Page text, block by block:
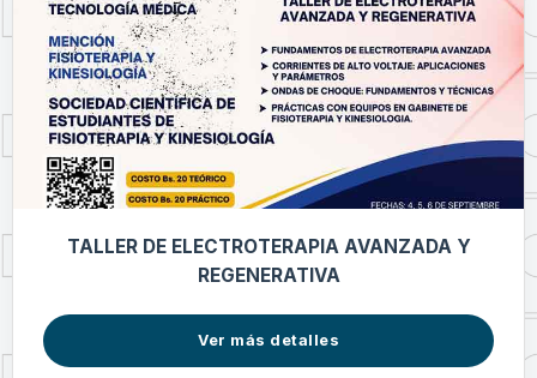
TALLER DE ELECTROTERAPIA AVANZADA Y
REGENERATIVA
Ver más detalles